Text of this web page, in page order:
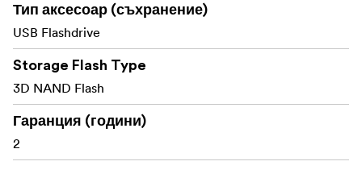
Тип аксесоар (съхранение)
USB Flashdrive
Storage Flash Type
3D NAND Flash
Гаранция (години)
2